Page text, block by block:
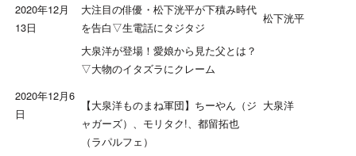
2020年12月
13日
大注目の俳優・松下洸平が下積み時代
を告白▽生電話にタジタジ
松下洸平
2020年12月6
日
大泉洋が登場！愛娘から見た父とは？
▽大物のイタズラにクレーム
【大泉洋ものまね軍団】ちーやん（ジ
ャガーズ）、モリタク!、都留拓也
（ラパルフェ）
大泉洋